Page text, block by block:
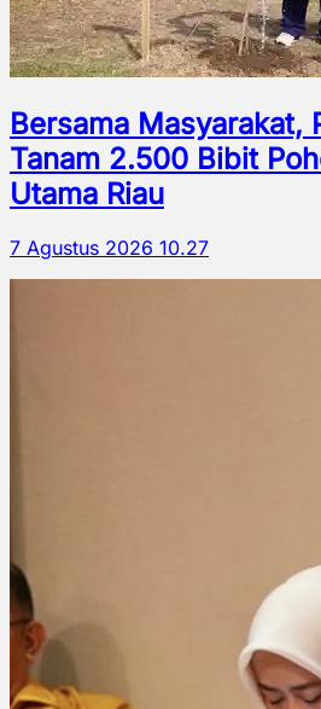
Bersama Masyarakat,
Tanam 2.500 Bibit
Utama Riau
7 Agustus 2026 10.27